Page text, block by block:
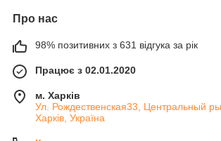
Про нас
98% позитивних з 631 відгука за рік
Працює з 02.01.2020
м. Харків
Ул. Рождественская33, Центральный
Харків, Україна